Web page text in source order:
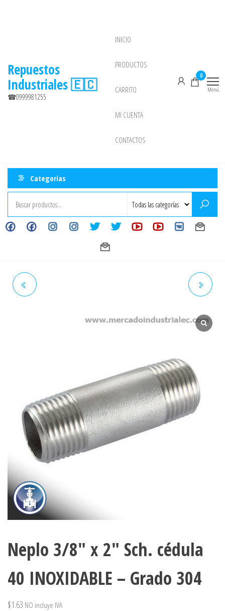
Repuestos
Industriales 🇪🇨
☎0999981255
INICIO
PRODUCTOS
CARRITO
MI CUENTA
CONTACTOS
0
Menú
Categorías
Neplo 3/8″ x 2″ Sch. cédula
40 INOXIDABLE – Grado 304
$1.63 NO incluye IVA